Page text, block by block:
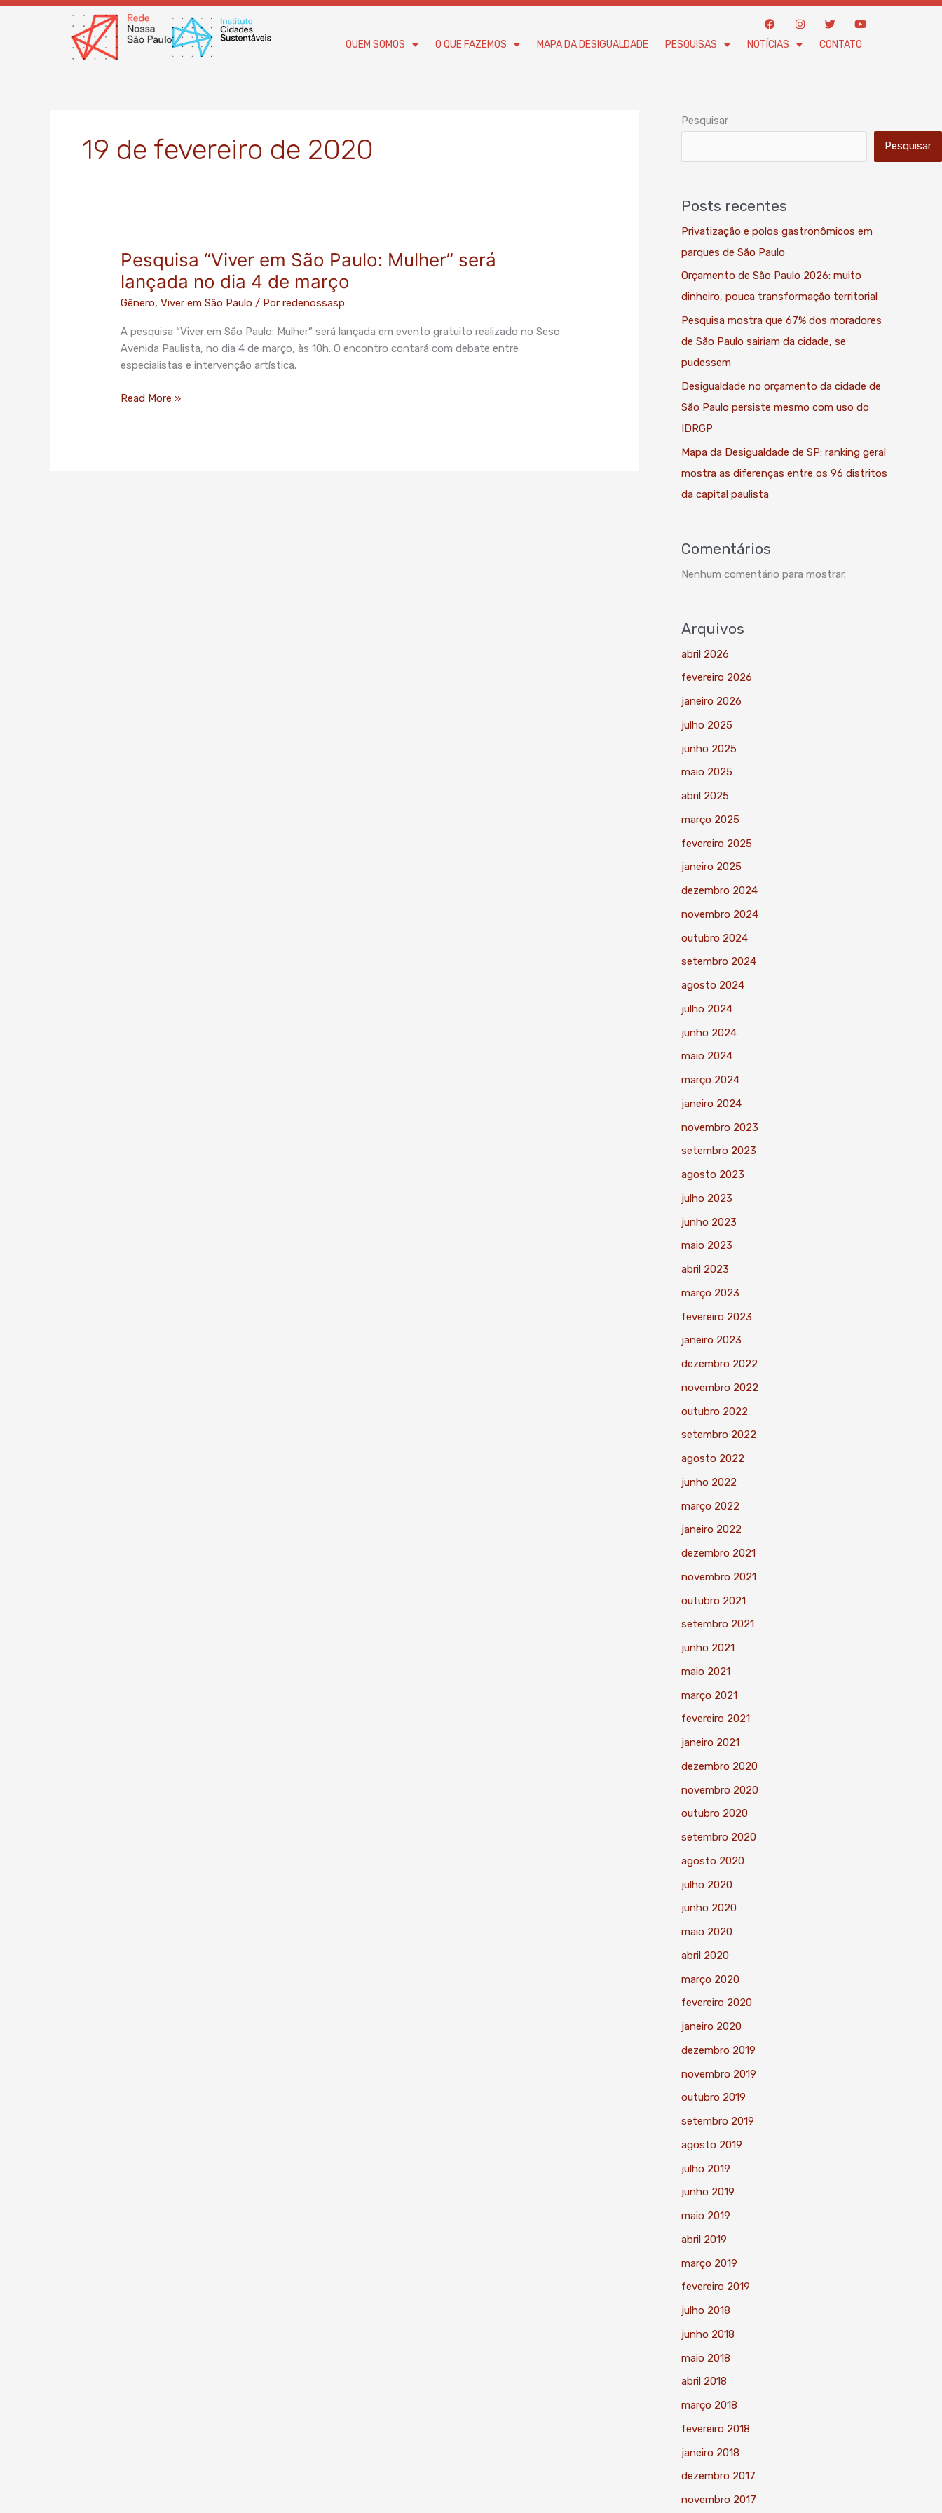
Ir
F
a
c
e
I
n
t
T
w
i
t
Y
o
u
t
QUEM SOMOS O QUE FAZEMOS MAPA DA DESIGUALDADE PESQUISAS NOTÍCIAS CONTATO
19 de fevereiro de 2020
Pesquisa “Viver em São Paulo: Mulher” será
lançada no dia 4 de março
Gênero,Viver em São Paulo / Porredenossasp
A pesquisa “Viver em São Paulo: Mulher” será lançada em evento gratuito realizado no Sesc
Avenida Paulista, no dia 4 de março, às 10h. O encontro contará com debate entre
especialistas e intervenção artística.
Pesquisa
“Viver
em
São
Mulher”
lançada
no
Read More »
Pesquisar
Pesquisar
Posts recentes
Privatização e polos gastronômicos em
parques de São Paulo
Orçamento de São Paulo 2026: muito
dinheiro, pouca transformação territorial
Pesquisa mostra que 67% dos moradores
de São Paulo sairiam da cidade, se
pudessem
Desigualdade no orçamento da cidade de
São Paulo persiste mesmo com uso do
IDRGP
Mapa da Desigualdade de SP: ranking geral
mostra as diferenças entre os 96 distritos
da capital paulista
Comentários
Nenhum comentário para mostrar.
Arquivos
abril 2026
fevereiro 2026
janeiro 2026
julho 2025
junho 2025
maio 2025
abril 2025
março 2025
fevereiro 2025
janeiro 2025
dezembro 2024
novembro 2024
outubro 2024
setembro 2024
agosto 2024
julho 2024
junho 2024
maio 2024
março 2024
janeiro 2024
novembro 2023
setembro 2023
agosto 2023
julho 2023
junho 2023
maio 2023
abril 2023
março 2023
fevereiro 2023
janeiro 2023
dezembro 2022
novembro 2022
outubro 2022
setembro 2022
agosto 2022
junho 2022
março 2022
janeiro 2022
dezembro 2021
novembro 2021
outubro 2021
setembro 2021
junho 2021
maio 2021
março 2021
fevereiro 2021
janeiro 2021
dezembro 2020
novembro 2020
outubro 2020
setembro 2020
agosto 2020
julho 2020
junho 2020
maio 2020
abril 2020
março 2020
fevereiro 2020
janeiro 2020
dezembro 2019
novembro 2019
outubro 2019
setembro 2019
agosto 2019
julho 2019
junho 2019
maio 2019
abril 2019
março 2019
fevereiro 2019
julho 2018
junho 2018
maio 2018
abril 2018
março 2018
fevereiro 2018
janeiro 2018
dezembro 2017
novembro 2017